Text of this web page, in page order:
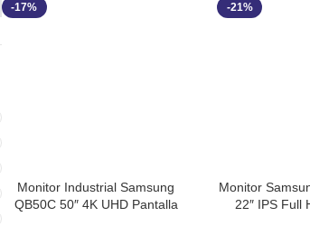
-17%
AÑADIR AL CARRITO
Monitor Industrial Samsung
QB50C 50″ 4K UHD Pantalla
-21%
AÑADIR AL
Monitor
22″ IPS Full